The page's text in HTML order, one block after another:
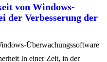
von Windows-
der Verbesserung der
Überwachungssoftware
In einer Zeit, in der